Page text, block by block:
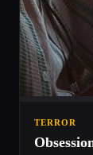
TERROR